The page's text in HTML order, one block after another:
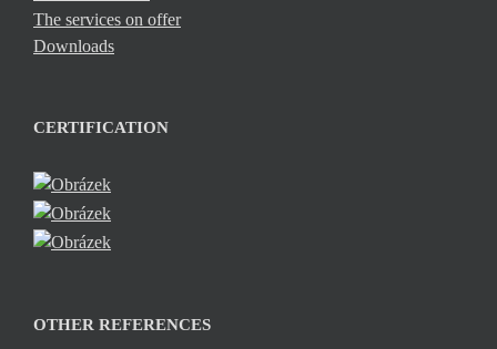
The services on offer
Downloads
CERTIFICATION
OTHER REFERENCES